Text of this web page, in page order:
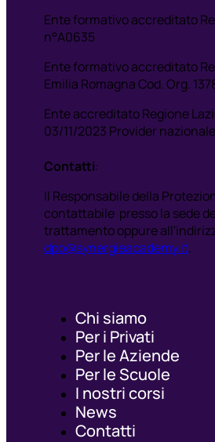
Ente formativo accreditato
n°A0635
Ente formativo accreditato
Emilia Romagna Cod. Org.
Ente accreditato Regione
03/11/2023 Provider
Contatti:
Il Responsabile della
contattabile presso la sede
trattamento oppure
dpo@synergieacademy.it.
Chi siamo
Per i Privati
Per le Aziende
Per le Scuole
I nostri corsi
News
Contatti